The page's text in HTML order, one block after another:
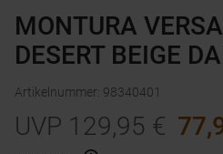
MONTURA
DESERT BEIGE
Artikelnummer: 98340401
UVP 129,95 €